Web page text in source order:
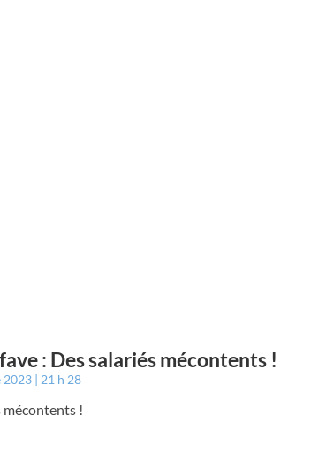
: Des salariés mécontents !
2023 21 h 28
mécontents !